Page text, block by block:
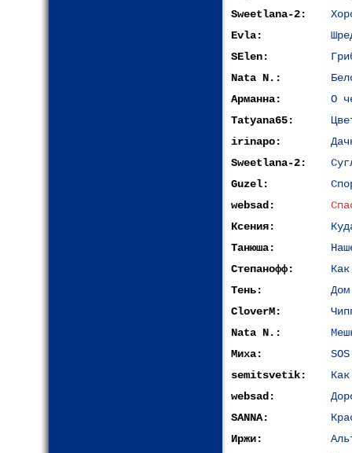
Sweetlana-2:
Evla:
SElen:
Nata N.:
Арманна:
О
Tatyana65:
irinapo:
Sweetlana-2:
Guzel:
websad:
Ксения:
Танюша:
Степанофф:
Тень:
CloverM:
Nata N.:
Миха:
semitsvetik:
websad:
SANNA:
Иржи: